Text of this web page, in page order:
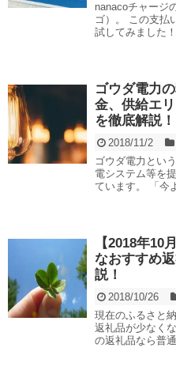
nanacoチャージ
ゴ）。 この支払
試してみました
ゴウダ電力
金、供給エ
を徹底解説！
2018/11/2
ゴウダ電力とい
電システム等を
ています。 「今
【2018年10
なおすすめ
説！
2018/10/26
現在のふるさと
返礼品が少なく
の返礼品なら普